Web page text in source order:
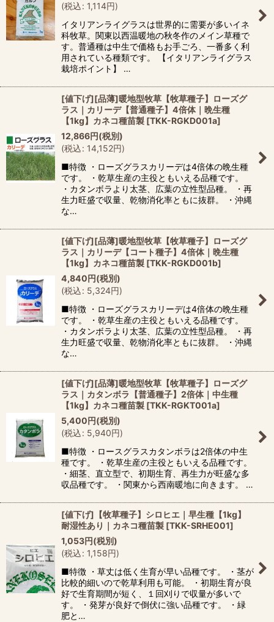
(税込: 1,114円)
イタリアンライグラスは世界的に需要が多いイネ
科牧草。関東以西温暖地の秋冬作のメイン草種で
す。普通種は中生で価格もお手ごろ、一番多く利
用されている種類です。 【イタリアンライグラス
栽培ポイント】 …
[値下げ][品薄]暖地型牧草【牧草種子】ローズグ
ラス｜カリーデ【普通種子】4倍体｜晩生種
【1kg】カネコ種苗製 [TKK-RGKD001a]
12,866円(税別)
(税込: 14,152円)
■特徴 ・ローズグラスカリーデは4倍体の晩生種
です。 ・乾草生産の主役ともいえる品種です。
・カタンボラより太茎、広葉の立性型品種。 ・再
生力旺盛で収量、乾物消化率ともに抜群。 ・沖縄
な…
[値下げ][品薄]暖地型牧草【牧草種子】ローズグ
ラス｜カリーデ【コート種子】4倍体｜晩生種
【1kg】カネコ種苗製 [TKK-RGKD001b]
4,840円(税別)
(税込: 5,324円)
■特徴 ・ローズグラスカリーデは4倍体の晩生種
です。 ・乾草生産の主役ともいえる品種です。
・カタンボラより太茎、広葉の立性型品種。 ・再
生力旺盛で収量、乾物消化率ともに抜群。 ・沖縄
な…
[値下げ][品薄]暖地型牧草【牧草種子】ローズグ
ラス｜カタンボラ【普通種子】2倍体｜中生種
【1kg】カネコ種苗製 [TKK-RGKT001a]
5,400円(税別)
(税込: 5,940円)
■特徴 ・ロースグラスカタンボラは2倍体の中生
種です。 ・乾草生産の主役ともいえる品種です。
・細茎、直立型で、初期生育、再生力が旺盛な多
収品種です。 ・関東から西南暖地に向きます。 …
[値下げ]【牧草種子】シロヒエ｜早生種【1kg】
耐湿性あり｜カネコ種苗製 [TKK-SRHE001]
1,053円(税別)
(税込: 1,158円)
■特徴 ・草丈は低く生育が早い品種です。 ・茎が
比較的細いので乾草利用も可能。 ・初期生育が良
好で生育期間が短く、１回刈りで収量が多いで
す。 ・発芽が良好で倒伏に強い品種です。 ・緑
肥と…